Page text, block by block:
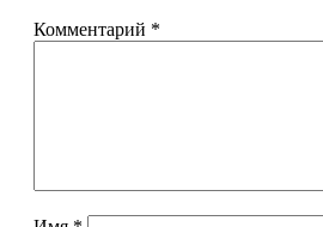
Комментарий *